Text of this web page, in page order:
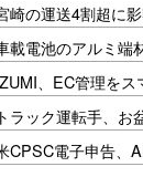
崎の運送4割超に
載電池のアルミ端
、EC管理を
トラック運転手、お
CPSC電子申告、